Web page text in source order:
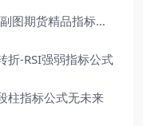
文华财经DK均线主图-量柱趋势副图期货精品指标公式
折-RSI强弱指标公式
柱指标公式无未来